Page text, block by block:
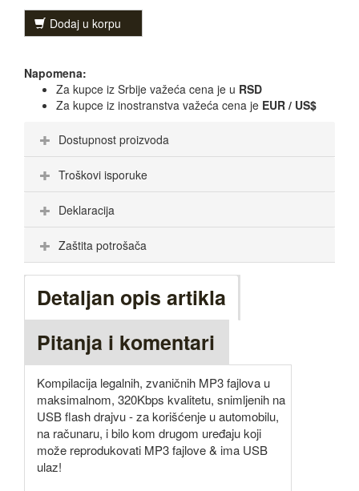
Dodaj u korpu
Napomena:
Za kupce iz Srbije važeća cena je u RSD
Za kupce iz inostranstva važeća cena je EUR / US$
Dostupnost proizvoda
Troškovi isporuke
Deklaracija
Zaštita potrošača
Detaljan opis artikla
Pitanja i komentari
Kompilacija legalnih, zvaničnih MP3 fajlova u
maksimalnom, 320Kbps kvalitetu, snimljenih na
USB flash drajvu - za korišćenje u automobilu,
na računaru, i bilo kom drugom uređaju koji
može reprodukovati MP3 fajlove & ima USB
ulaz!